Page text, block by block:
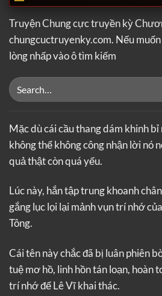
Truyện Chung cực truyền kỳ
chungcuctruyenky.com. Nếu
lòng nhấp vào ô tìm kiếm
Mặc dù cái cầu thang dám khinh
không thể không công nhận lời nó
quả thật còn quá yếu.
Lúc này, hắn tập trung khoanh
gắng lục lọi lại mảnh vụn trí nhớ
Tông.
Cái tên này chắc đã bị luân phiên
tuệ mơ hồ, linh hồn tán loạn, hoàn
trí nhớ để Lê Vĩ khai thác.